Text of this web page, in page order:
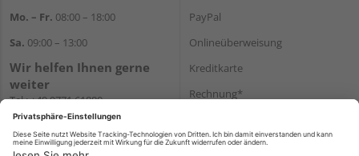
Mo. – Fr. 08:00 – 18:00
Sa. 09:00 – 13:00
Wir helfen Ihnen gerne
weiter
Tel.:+49 9771 61880
E-Mail:info@holzland-
niemeyer.de
PayPal
Onlineüberweisung
Kreditkarte
Rechnung*
Versand